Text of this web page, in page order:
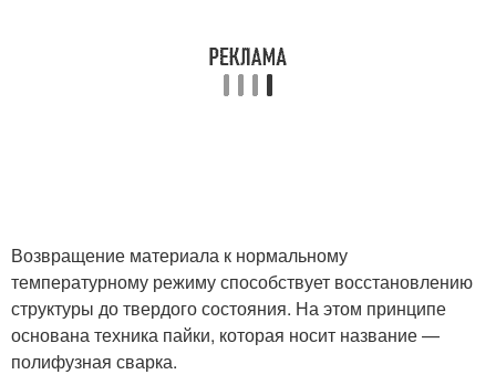
Возвращение материала к нормальному
температурному режиму способствует восстановлению
структуры до твердого состояния. На этом принципе
основана техника пайки, которая носит название —
полифузная сварка.